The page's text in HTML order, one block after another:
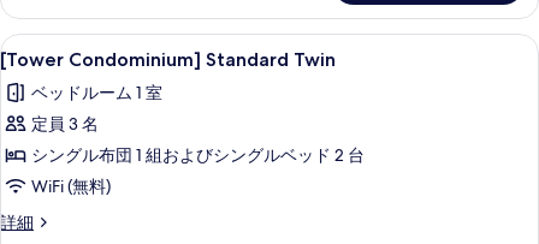
写
真
を
表
示
す
の
詳
細
[Tower
Condominium]
Standard
Twin
の
す
べ
[Tower Condominium] Standard
6
[Tower Condominium] Standard Twin
ベッドルーム 1 室
定員 3 名
シングル布団 1 組およびシングルベッド 2 台
WiFi (無料)
詳細
[Tower